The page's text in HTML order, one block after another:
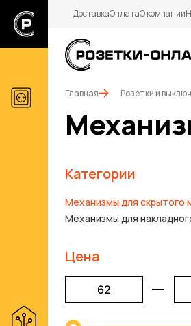
ДоставкаОплатаО компании
Главная Розетки и
Категории
Механизмы для скрытого
Механизмы для
Цена